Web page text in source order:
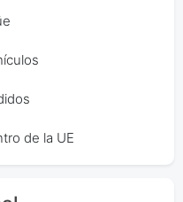
de la UE